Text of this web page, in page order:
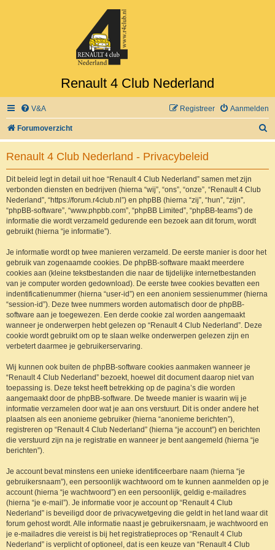
Renault 4 Club Nederland
V&A Aanmelden
Registreer
Forumoverzicht
o
Renault 4 Club Nederland - Privacybeleid
Dit beleid legt in detail uit hoe “Renault 4 Club Nederland” samen met zijn
verbonden diensten en bedrijven (hierna “wij”, “ons”, “onze”, “Renault 4 Club
Nederland”, “https://forum.r4club.nl”) en phpBB (hierna “zij”, “hun”, “zijn”,
“phpBB-software”, “www.phpbb.com”, “phpBB Limited”, “phpBB-teams”) de
informatie die wordt verzameld gedurende een bezoek aan dit forum, wordt
gebruikt (hierna “je informatie”).
Je informatie wordt op twee manieren verzameld. De eerste manier is door het
gebruik van zogenaamde cookies. De phpBB-software maakt meerdere
cookies aan (kleine tekstbestanden die naar de tijdelijke internetbestanden
van je computer worden gedownload). De eerste twee cookies bevatten een
indentificatienummer (hierna “user-id”) en een anoniem sessienummer (hierna
“session-id”). Deze twee nummers worden automatisch door de phpBB-
software aan je toegewezen. Een derde cookie zal worden aangemaakt
wanneer je onderwerpen hebt gelezen op “Renault 4 Club Nederland”. Deze
cookie wordt gebruikt om op te slaan welke onderwerpen gelezen zijn en
verbetert daarmee je gebruikerservaring.
Wij kunnen ook buiten de phpBB-software cookies aanmaken wanneer je
“Renault 4 Club Nederland” bezoekt, hoewel dit document daarop niet van
toepassing is. Deze tekst heeft betrekking op de pagina’s die worden
aangemaakt door de phpBB-software. De tweede manier is waarin wij je
informatie verzamelen door wat je aan ons verstuurt. Dit is onder andere het
plaatsen als een anonieme gebruiker (hierna “anonieme berichten”),
registreren op “Renault 4 Club Nederland” (hierna “je account”) en berichten
die verstuurd zijn na je registratie en wanneer je bent aangemeld (hierna “je
berichten”).
Je account bevat minstens een unieke identificeerbare naam (hierna “je
gebruikersnaam”), een persoonlijk wachtwoord om te kunnen aanmelden op je
account (hierna “je wachtwoord”) en een persoonlijk, geldig e-mailadres
(hierna “je e-mail”). Je informatie voor je account op “Renault 4 Club
Nederland” is beveiligd door de privacywetgeving die geldt in het land waar dit
forum gehost wordt. Alle informatie naast je gebruikersnaam, je wachtwoord en
je e-mailadres die vereist is bij het registratieproces op “Renault 4 Club
Nederland” is verplicht of optioneel, dat is een keuze van “Renault 4 Club